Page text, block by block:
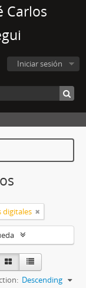
Carlos
Iniciar sesión
digitales
Descending